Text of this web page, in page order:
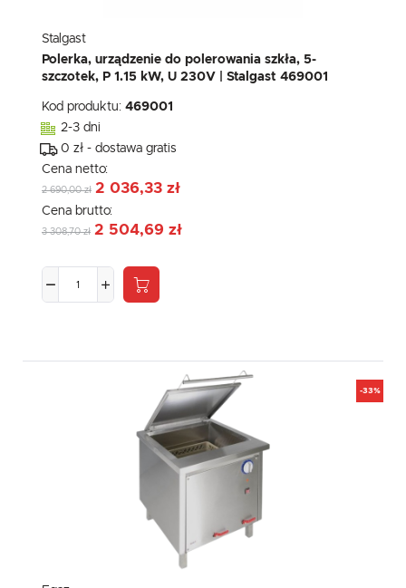
Stalgast
Polerka, urządzenie do polerowania szkła, 5-
szczotek, P 1.15 kW, U 230V | Stalgast 469001
Kod produktu: 469001
2-3 dni
0 zł - dostawa gratis
Cena netto:
2 690,00 zł 2 036,33 zł
Cena brutto:
3 308,70 zł 2 504,69 zł
-33%